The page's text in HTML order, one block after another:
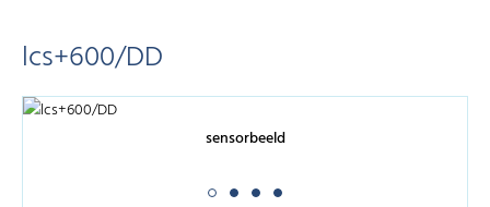
lcs+600/DD
sensorbeeld